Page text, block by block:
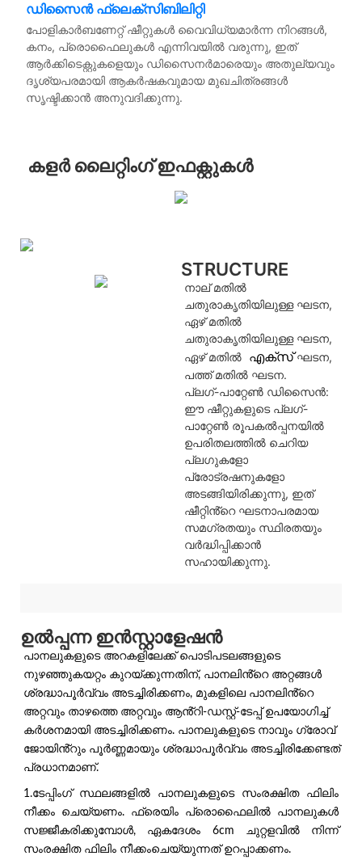
ഡിസൈൻ ഫ്ലെക്സിബിലിറ്റി
പോളികാർബണേറ്റ് ഷീറ്റുകൾ വൈവിധ്യമാർന്ന നിറങ്ങൾ,
കനം, പ്രൊഫൈലുകൾ എന്നിവയിൽ വരുന്നു, ഇത്
ആർക്കിടെക്റ്റുകളെയും ഡിസൈനർമാരെയും അതുല്യവും
ദൃശ്യപരമായി ആകർഷകവുമായ മുഖചിത്രങ്ങൾ
സൃഷ്ടിക്കാൻ അനുവദിക്കുന്നു.
കളർ ലൈറ്റിംഗ് ഇഫക്റ്റുകൾ
STRUCTURE
നാല് മതിൽ
ചതുരാകൃതിയിലുള്ള ഘടന,
ഏഴ് മതിൽ
ചതുരാകൃതിയിലുള്ള ഘടന,
ഏഴ് മതിൽ എക്സ്ഘടന,
പത്ത് മതിൽ ഘടന.
പ്ലഗ്-പാറ്റേൺ ഡിസൈൻ:
ഈ ഷീറ്റുകളുടെ പ്ലഗ്-
പാറ്റേൺ രൂപകൽപ്പനയിൽ
ഉപരിതലത്തിൽ ചെറിയ
പ്ലഗുകളോ
പ്രോട്രഷനുകളോ
അടങ്ങിയിരിക്കുന്നു, ഇത്
ഷീറ്റിൻ്റെ ഘടനാപരമായ
സമഗ്രതയും സ്ഥിരതയും
വർദ്ധിപ്പിക്കാൻ
സഹായിക്കുന്നു.
ഉൽപ്പന്ന ഇൻസ്റ്റാളേഷൻ
പാനലുകളുടെ അറകളിലേക്ക് പൊടിപടലങ്ങളുടെ
നുഴഞ്ഞുകയറ്റം കുറയ്ക്കുന്നതിന്, പാനലിൻ്റെ അറ്റങ്ങൾ
ശ്രദ്ധാപൂർവ്വം അടച്ചിരിക്കണം, മുകളിലെ പാനലിൻ്റെ
അറ്റവും താഴത്തെ അറ്റവും ആൻ്റി-ഡസ്റ്റ്-ടേപ്പ് ഉപയോഗിച്ച്
കർശനമായി അടച്ചിരിക്കണം. പാനലുകളുടെ നാവും ഗ്രോവ്
ജോയിൻ്റും പൂർണ്ണമായും ശ്രദ്ധാപൂർവ്വം അടച്ചിരിക്കേണ്ടത്
പ്രധാനമാണ്.
1.ടേപ്പിംഗ് സ്ഥലങ്ങളിൽ പാനലുകളുടെ സംരക്ഷിത ഫിലിം
നീക്കം ചെയ്യണം. ഫ്രെയിം പ്രൊഫൈലിൽ പാനലുകൾ
സജ്ജീകരിക്കുമ്പോൾ, ഏകദേശം 6cm ചുറ്റളവിൽ നിന്ന്
സംരക്ഷിത ഫിലിം നീക്കംചെയ്യുന്നത് ഉറപ്പാക്കണം.